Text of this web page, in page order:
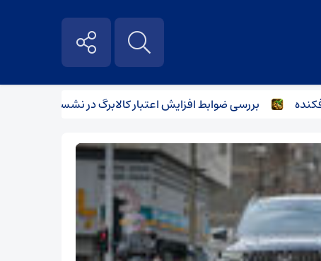
بررسی ضوابط افزایش اعتبار کالابرگ در نشست وزرای اقتصاد و